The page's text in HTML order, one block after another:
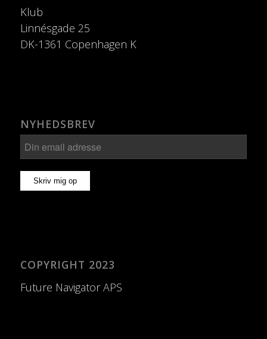
Klub
Linnésgade 25
DK-1361 Copenhagen K
NYHEDSBREV
COPYRIGHT 2023
Future Navigator APS